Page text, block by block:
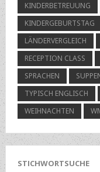
KINDERBETREUUNG
KINDERGEBURTSTAG
LÄNDERVERGLEICH
RECEPTION CLASS
SPRACHEN
TYPISCH ENGLISCH
WEIHNACHTEN
STICHWORTSUCHE